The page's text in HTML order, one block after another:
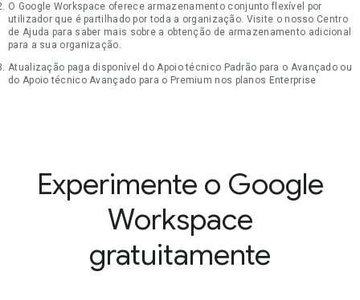
O Google Workspace oferece armazenamento conjunto flexível por
utilizador que é partilhado por toda a organização. Visite o nosso Centro
de Ajuda para saber mais sobre a obtenção de armazenamento adicional
para a sua organização.
Atualização paga disponível do Apoio técnico Padrão para o Avançado ou
do Apoio técnico Avançado para o Premium nos planos Enterprise
Experimente o Google
Workspace
gratuitamente